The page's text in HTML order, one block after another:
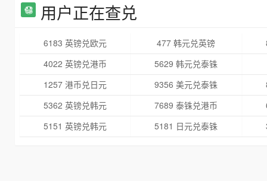
用户正在查兑
6183 英镑兑欧元 477 韩元兑英镑
4022 英镑兑港币
5629 韩元兑泰铢
1257 港币兑日元
9356 美元兑泰铢
5362 英镑兑韩元
7689 泰铢兑港币
5151 英镑兑韩元
5181 日元兑泰铢